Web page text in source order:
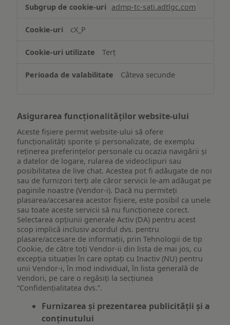
și/sau
informațiilor
pe
dispozitiv
admp-tc-sati.adtlgc.com
cX_P
Terț
Câteva secunde
Asigurarea funcționalităților website-ului
Aceste fișiere permit website-ului să ofere
funcționalități sporite și personalizate, de exemplu
reţinerea preferinţelor personale cu ocazia navigării și
a datelor de logare, rularea de videoclipuri sau
posibilitatea de live chat. Acestea pot fi adăugate de noi
sau de furnizori terți ale căror servicii le-am adăugat pe
paginile noastre (Vendor-i). Dacă nu permiteți
plasarea/accesarea acestor fișiere, este posibil ca unele
sau toate aceste servicii să nu funcționeze corect.
Selectarea opțiunii generale Activ (DA) pentru acest
scop implică inclusiv acordul dvs. pentru
plasare/accesare de informații, prin Tehnologii de tip
Cookie, de către toți Vendor-ii din lista de mai jos, cu
excepția situației în care optați cu Inactiv (NU) pentru
unii Vendor-i, în mod individual, în lista generală de
Vendori, pe care o regăsiți la secțiunea
“Confidențialitatea dvs.”.
Furnizarea și prezentarea publicității și a
conținutului